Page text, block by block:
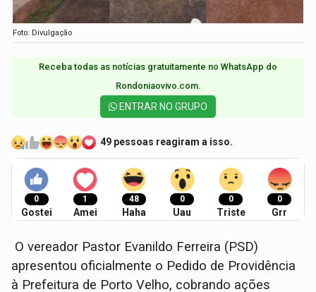
Foto: Divulgação
Receba todas as notícias gratuitamente no WhatsApp do
Rondoniaovivo.com.​
ENTRAR NO GRUPO
49 pessoas reagiram a isso.
0
Gostei
1
Amei
48
Haha
0
Uau
0
Triste
0
Grr
O vereador Pastor Evanildo Ferreira (PSD)
apresentou oficialmente o Pedido de Providência
à Prefeitura de Porto Velho, cobrando ações